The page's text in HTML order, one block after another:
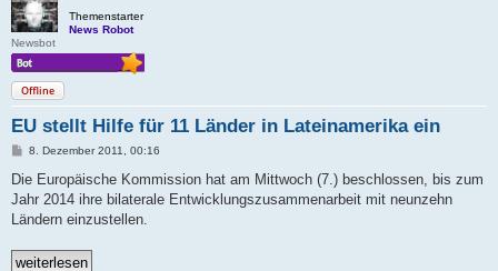
Themenstarter
News Robot
Newsbot
Offline
EU stellt Hilfe für 11 Länder in Lateinamerika ein
B
i
r
a
8. Dezember 2011, 00:16
Die Europäische Kommission hat am Mittwoch (7.) beschlossen, bis zum
Jahr 2014 ihre bilaterale Entwicklungszusammenarbeit mit neunzehn
Ländern einzustellen.